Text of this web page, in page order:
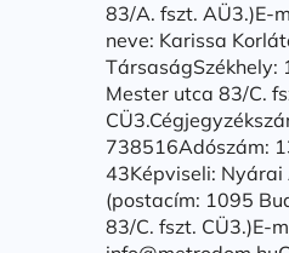
83/A. fszt. AÜ3.)E-
neve: Karissa
TársaságSzékhely:
Mester utca 83/C.
738516Adószám:
43Képviseli:
(postacím: 1095
83/C. fszt. CÜ3.)E-